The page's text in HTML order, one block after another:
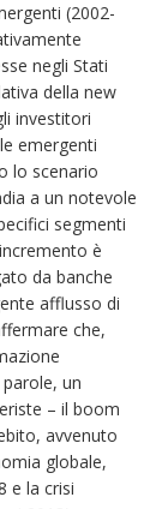
(2002-
negli Stati
della new
investitori
emergenti
lo scenario
a un notevole
segmenti
è
da banche
afflusso di
che,
un
– il boom
avvenuto
globale,
e la crisi